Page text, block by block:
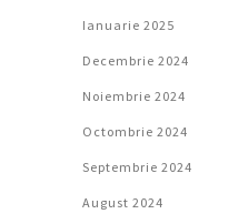
Ianuarie 2025
Decembrie 2024
Noiembrie 2024
Octombrie 2024
Septembrie 2024
August 2024